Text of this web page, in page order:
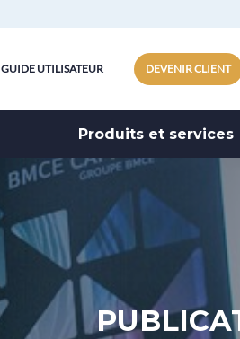
DEVENIR CLIENT
GUIDE UTILISATEUR
Produits et services